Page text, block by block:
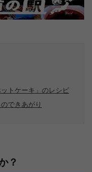
トケーキ」のレシピ
できあがり
？